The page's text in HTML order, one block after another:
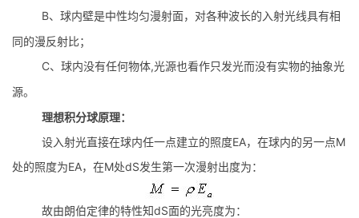
B、球内壁是中性均匀漫射面，对各种波长的入射光线具有相
同的漫反射比；
C、球内没有任何物体,光源也看作只发光而没有实物的抽象光
源。
理想积分球原理：
设入射光直接在球内任一点建立的照度EA，在球内的另一点M
处的照度为EA，在M处dS发生第一次漫射出度为：
故由朗伯定律的特性知dS面的光亮度为：